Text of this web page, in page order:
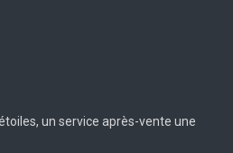
un service après-vente une